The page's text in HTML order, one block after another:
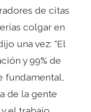
de citas
colgar en
una vez: "El
y 99% de
fundamental,
de la gente